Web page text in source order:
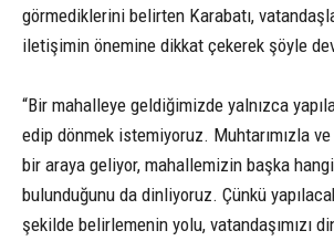
görmediklerini belirten Karabatı,
iletişimin önemine dikkat çekerek şöyle
“Bir mahalleye geldiğimizde yalnızca
edip dönmek istemiyoruz. Muhtarımızla
bir araya geliyor, mahallemizin başka
bulunduğunu da dinliyoruz. Çünkü
şekilde belirlemenin yolu, vatandaşımızı